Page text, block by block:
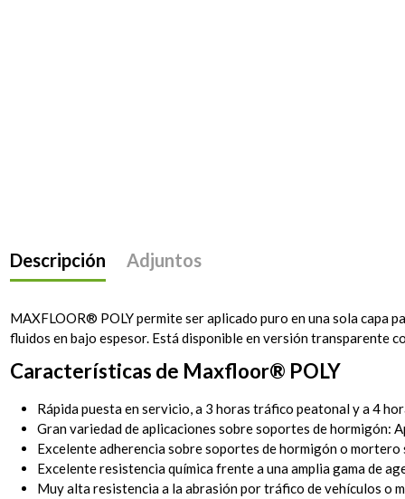
Descripción Adjuntos
MAXFLOOR® POLY permite ser aplicado puro en una sola capa
fluidos en bajo espesor. Está disponible en versión transparente
Características de Maxfloor® POLY
Rápida puesta en servicio, a 3 horas tráfico peatonal y a 4
Gran variedad de aplicaciones sobre soportes de hormigón:
Excelente adherencia sobre soportes de hormigón o mortero
Excelente resistencia química frente a una amplia gama de
Muy alta resistencia a la abrasión por tráfico de vehículos o